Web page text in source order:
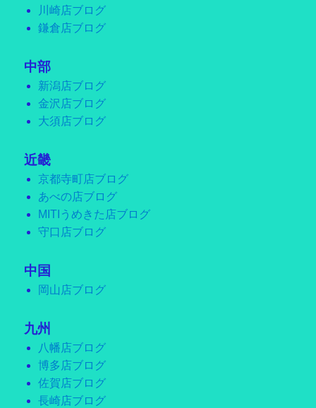
川崎店ブログ
鎌倉店ブログ
中部
新潟店ブログ
金沢店ブログ
大須店ブログ
近畿
京都寺町店ブログ
あべの店ブログ
MITIうめきた店ブログ
守口店ブログ
中国
岡山店ブログ
九州
八幡店ブログ
博多店ブログ
佐賀店ブログ
長崎店ブログ